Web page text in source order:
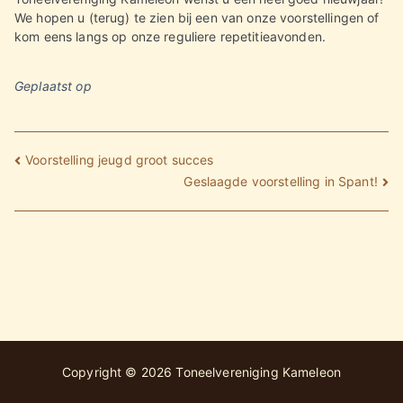
We hopen u (terug) te zien bij een van onze voorstellingen of
kom eens langs op onze reguliere repetitieavonden.
Geplaatst op
Bericht
Voorstelling jeugd groot succes
Geslaagde voorstelling in Spant!
Copyright © 2026Toneelvereniging Kameleon